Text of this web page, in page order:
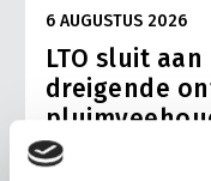
6 AUGUSTUS 2026
LTO sluit
dreigende
ZLTO, LLTB, LTO